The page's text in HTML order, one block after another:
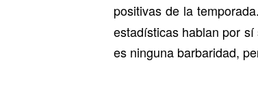
positivas de la temporada.
estadísticas hablan por
es ninguna barbaridad,